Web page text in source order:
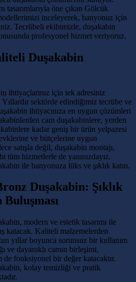
tasarımlarıyla öne çıkan Gölcük
inceleyerek, banyonuz için
Tecrübeli ekibimizle, duşakabin
profesyonel hizmet veriyoruz.
Duşakabin
ihtiyaçlarınız için tek adresiniz
sektörde edindiğimiz tecrübe ve
ihtiyacınıza en uygun çözümleri
cam duşakabinlere, yerden
kadar geniş bir ürün yelpazesi
ve bütçelerine uygun
satışla değil, duşakabin montajı,
tüm hizmetlerle de yanınızdayız.
ile banyonuza lüks ve şıklık katın.
Duşakabin: Şıklık
Buluşması
modern ve estetik tasarımı ile
katacak. Kaliteli malzemelerden
yıllar boyunca sorunsuz bir kullanım
ve dayanıklı camın birleşimi,
de fonksiyonel bir değer katacaktır.
kolay temizliği ve pratik